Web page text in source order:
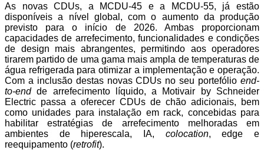
As novas CDUs, a MCDU-45 e a MCDU-55, já estão
disponíveis a nível global, com o aumento da produção
previsto para o início de 2026. Ambas proporcionam
capacidades de arrefecimento, funcionalidades e condições
de design mais abrangentes, permitindo aos operadores
tirarem partido de uma gama mais ampla de temperaturas de
água refrigerada para otimizar a implementação e operação.
Com a inclusão destas novas CDUs no seu portefólio end-
to-endde arrefecimento líquido, a Motivair by Schneider
Electric passa a oferecer CDUs de chão adicionais, bem
como unidades para instalação em rack, concebidas para
habilitar estratégias de arrefecimento melhoradas em
ambientes de hiperescala, IA, colocation, edge e
reequipamento (retrofit).